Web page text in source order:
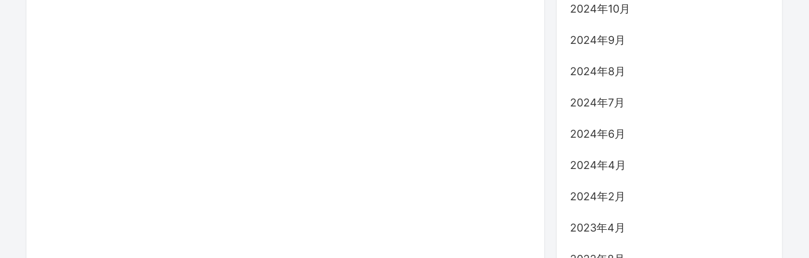
2024年10月
2024年9月
2024年8月
2024年7月
2024年6月
2024年4月
2024年2月
2023年4月